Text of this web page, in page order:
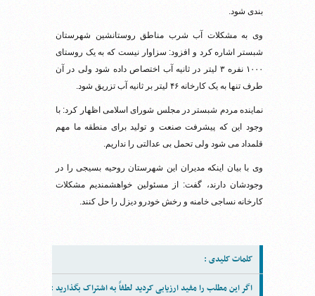
بندی شود.
وی به مشکلات آب شرب مناطق روستانشین شهرستان
شبستر اشاره کرد و افزود: سزاوار نیست که به یک روستای
۱۰۰۰ نفره ۳ لیتر در ثانیه آب اختصاص داده شود ولی در آن
طرف تنها به یک کارخانه ۴۶ لیتر بر ثانیه آب تزریق شود.
نماینده مردم شبستر در مجلس شورای اسلامی اظهار کرد: با
وجود این که پیشرفت صنعت و تولید برای منطقه ما مهم
قلمداد می شود ولی تحمل بی عدالتی را نداریم.
وی با بیان اینکه مدیران این شهرستان روحیه بسیجی را در
وجودشان دارند، گفت: از مسئولین خواهشمندیم مشکلات
کارخانه نساجی خامنه و رخش خودرو دیزل را حل کنند.
کلمات کلیدی :
اگر این مطلب را مفید ارزیابی کردید لطفاً به اشتراک بگذارید :